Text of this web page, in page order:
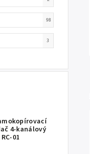
98
3
4-kanálový
01